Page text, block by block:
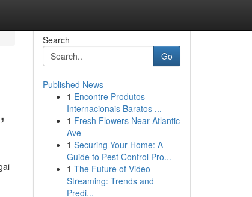
Search
Go
Published News
1 Encontre Produtos
Internacionais Baratos ...
1 Fresh Flowers Near Atlantic
Ave
1 Securing Your Home: A
Guide to Pest Control Pro...
1 The Future of Video
Streaming: Trends and
Predi...